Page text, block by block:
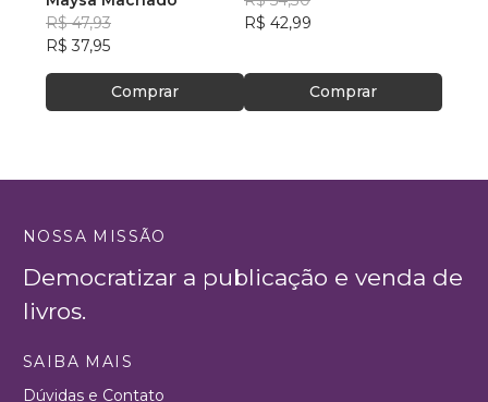
R$ 47,93
R$ 37,95
Comprar
R$ 42,99
Comprar
NOSSA MISSÃO
Democratizar a publicação e venda de
livros.
SAIBA MAIS
Dúvidas e Contato